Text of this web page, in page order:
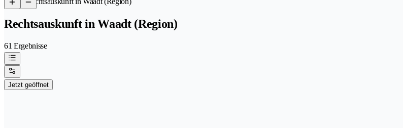
Rechtsauskunft in Waadt (Region)
61 Ergebnisse
Jetzt geöffnet